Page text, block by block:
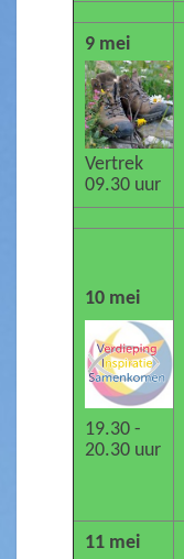
9 mei
Vertrek
09.30 uur
10 mei
19.30 -
20.30 uur
11 mei